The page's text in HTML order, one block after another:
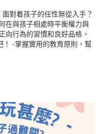
對着孩子的任性無從入手？
在與孩子相處時平衡權力與
向行為的習慣和良好品格，
！ -掌握實用的教育原則，幫